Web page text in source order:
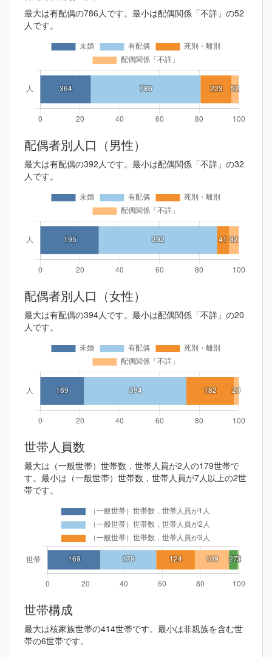
最大は有配偶の786人です。最小は配偶関係「不詳」の52
人です。
配偶者別人口（男性）
最大は有配偶の392人です。最小は配偶関係「不詳」の32
人です。
配偶者別人口（女性）
最大は有配偶の394人です。最小は配偶関係「不詳」の20
人です。
世帯人員数
最大は（一般世帯）世帯数，世帯人員が2人の179世帯で
す。最小は（一般世帯）世帯数，世帯人員が7人以上の2世
帯です。
世帯構成
最大は核家族世帯の414世帯です。最小は非親族を含む世
帯の6世帯です。